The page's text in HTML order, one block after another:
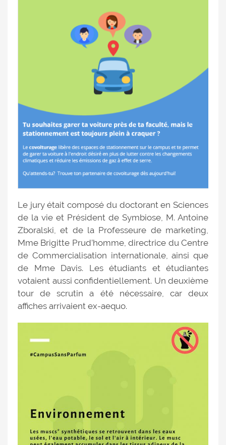
Le jury était composé du doctorant en Sciences
de la vie et Président de Symbiose, M. Antoine
Zboralski, et de la Professeure de marketing,
Mme Brigitte Prud’homme, directrice du Centre
de Commercialisation internationale, ainsi que
de Mme Davis. Les étudiants et étudiantes
votaient aussi confidentiellement. Un deuxième
tour de scrutin a été nécessaire, car deux
affiches arrivaient ex-aequo.